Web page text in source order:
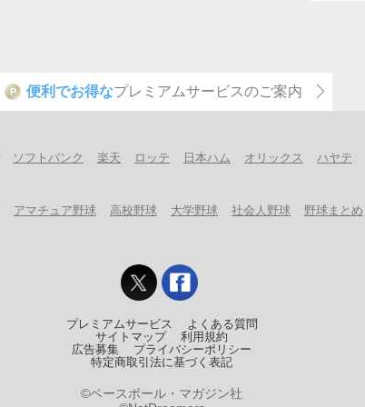
P 便利でお得なプレミアムサービスのご案内
ソフトバンク 楽天 ロッテ 日本ハム オリックス ハヤテ
アマチュア野球 高校野球 大学野球 社会人野球 野球まとめ
プレミアムサービス
よくある質問
サイトマップ
利用規約
広告募集
プライバシーポリシー
特定商取引法に基づく表記
©ベースボール・マガジン社